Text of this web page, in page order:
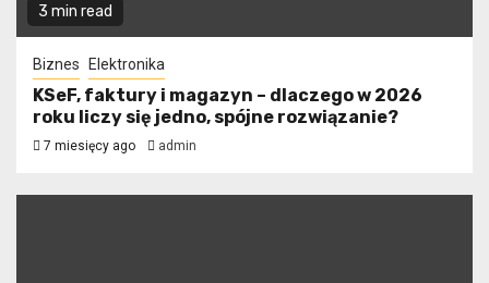
3 min read
Biznes Elektronika
KSeF, faktury i magazyn – dlaczego w 2026
roku liczy się jedno, spójne rozwiązanie?
7 miesięcy ago admin